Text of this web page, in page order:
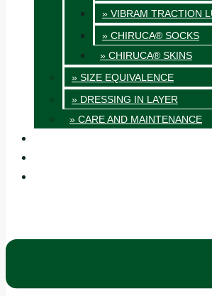
» VIBRAM TRACTION
» CHIRUCA® SOCKS
» CHIRUCA® SKINS
» SIZE EQUIVALENCE
» DRESSING IN LAYER
» CARE AND MAINTENANCE